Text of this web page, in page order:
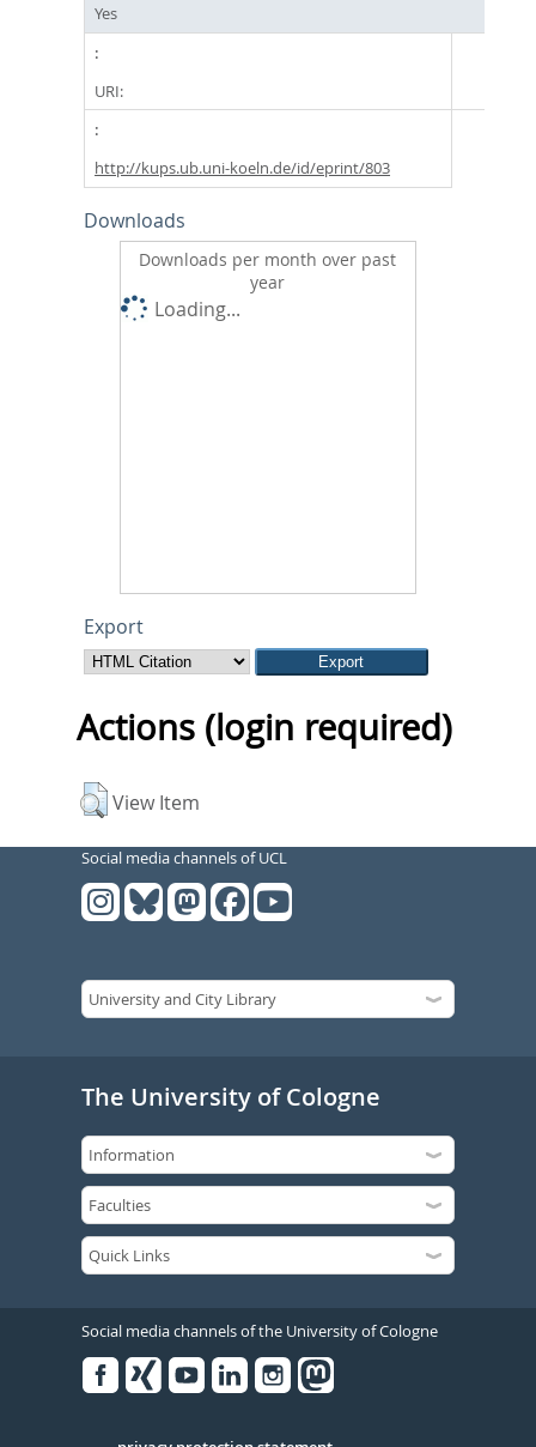
Yes
URI:
http://kups.ub.uni-koeln.de/id/eprint/803
Downloads
Downloads per month over past
year
Loading...
Export
Actions (login required)
View Item
Social media channels of UCL
The University of Cologne
Social media channels of the University of Cologne